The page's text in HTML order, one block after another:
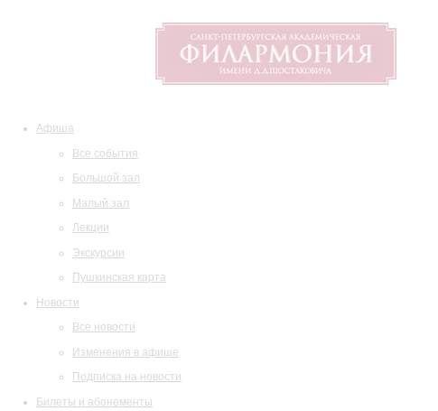
Афиша
Все события
Большой зал
Малый зал
Лекции
Экскурсии
Пушкинская карта
Новости
Все новости
Изменения в афише
Подписка на новости
Билеты и абонементы